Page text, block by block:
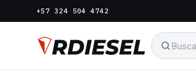
+57 324 504 4742